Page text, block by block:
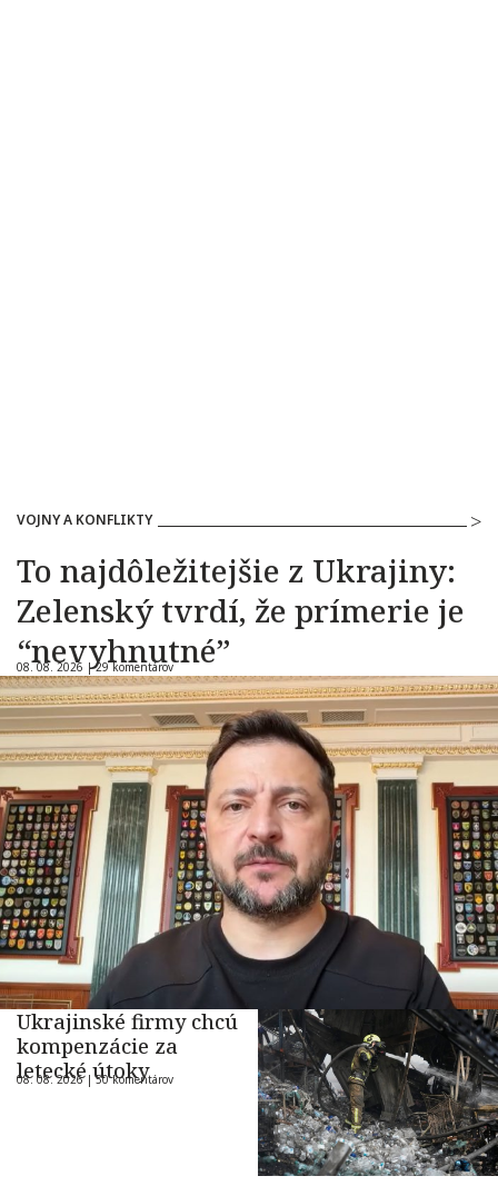
VOJNY A KONFLIKTY
To najdôležitejšie z Ukrajiny:
Zelenský tvrdí, že prímerie je
“nevyhnutné”
08. 08. 2026 |29 komentárov
Ukrajinské firmy chcú
kompenzácie za
letecké útoky
08. 08. 2026 |50 komentárov